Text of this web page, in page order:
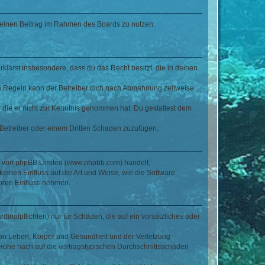
Beitrag im Rahmen des Boards zu nutzen.
insbesondere, dass du das Recht besitzt, die in deinen
kann der Betreiber dich nach Abmahnung zeitweise
er nicht zur Kenntnis genommen hat. Du gestattest dem
oder einem Dritten Schaden zuzufügen.
phpBB Limited (www.phpbb.com) handelt;
Einfluss auf die Art und Weise, wie die Software
Einfluss nehmen.
nur für Schäden, die auf ein vorsätzliches oder
Leben, Körper und Gesundheit und der Verletzung
nach auf die vertragstypischen Durchschnittsschäden